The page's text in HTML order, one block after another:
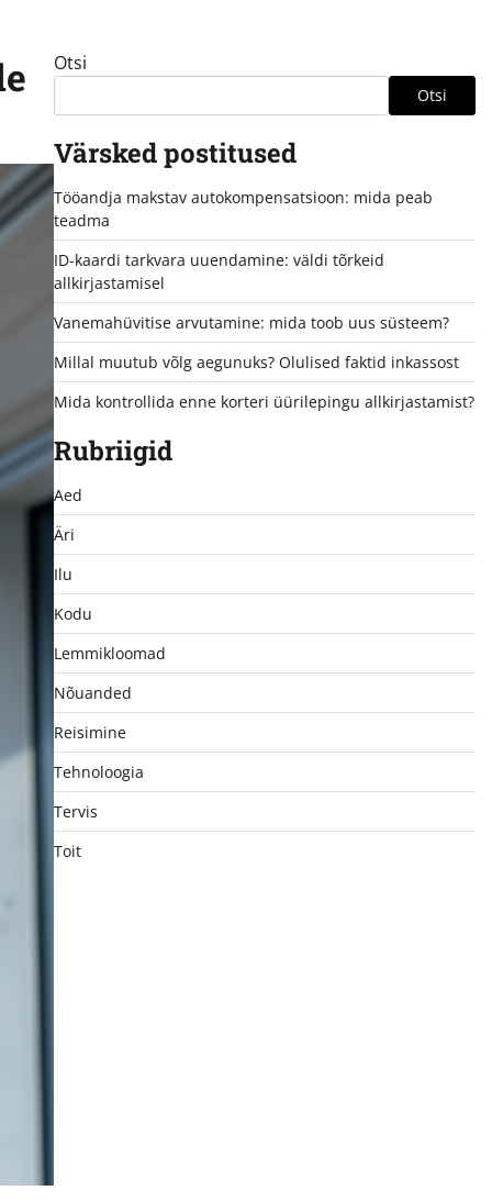
Otsi
Otsi
Värsked postitused
Tööandja makstav autokompensatsioon: mida peab
teadma
ID-kaardi tarkvara uuendamine: väldi tõrkeid
allkirjastamisel
Vanemahüvitise arvutamine: mida toob uus süsteem?
Millal muutub võlg aegunuks? Olulised faktid inkassost
Mida kontrollida enne korteri üürilepingu allkirjastamist?
Rubriigid
Aed
Äri
Ilu
Kodu
Lemmikloomad
Nõuanded
Reisimine
Tehnoloogia
Tervis
Toit